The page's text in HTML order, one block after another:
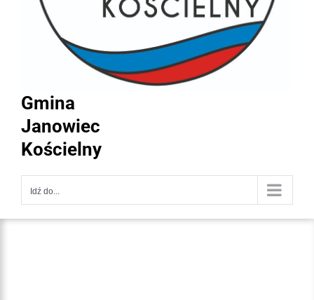
Gmina
Janowiec
Kościelny
Idź do...